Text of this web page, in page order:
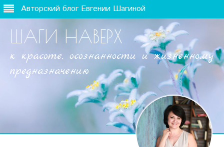
Авторский блог Евгении Шагиной
ШАГИ НАВЕРХ
к красоте, осознанности и жизненному
предназначению